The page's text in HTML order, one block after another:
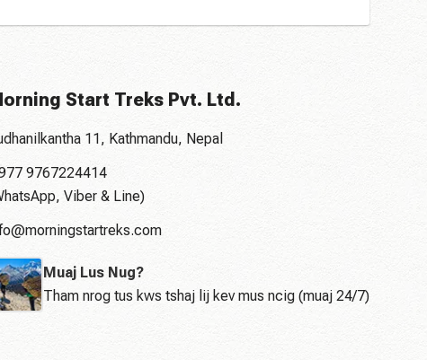
Start Treks Pvt. Ltd.
11, Kathmandu, Nepal
9767224414
Viber & Line)
Muaj Lus Nug?
Tham nrog tus kws tshaj lij kev mus ncig (muaj 24/7)